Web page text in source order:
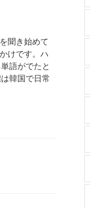
聞き始めて
けです。ハ
語がでたと
韓国で日常